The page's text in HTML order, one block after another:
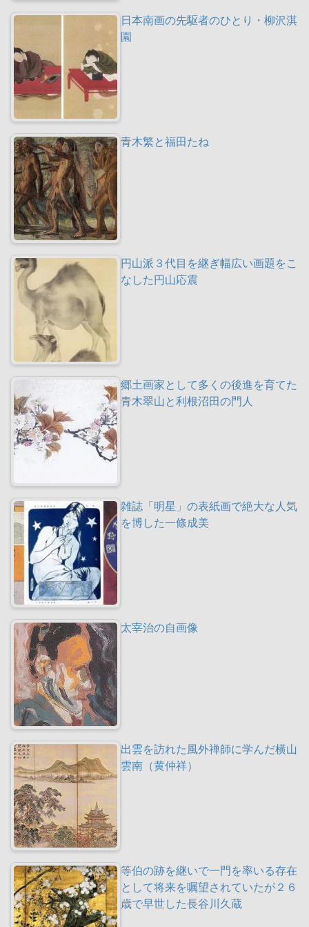
日本南画の先駆者のひとり・柳沢淇
園
青木繁と福田たね
円山派３代目を継ぎ幅広い画題をこ
なした円山応震
郷土画家として多くの後進を育てた
青木翠山と利根沼田の門人
雑誌「明星」の表紙画で絶大な人気
を博した一條成美
太宰治の自画像
出雲を訪れた風外禅師に学んだ横山
雲南（黄仲祥）
等伯の跡を継いで一門を率いる存在
として将来を嘱望されていたが２６
歳で早世した長谷川久蔵